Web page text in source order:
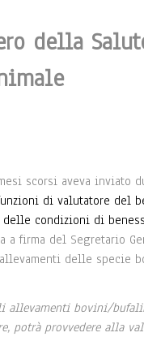
della
scorsi aveva inviato
di valutatore del
condizioni di
firma del Segretario
delle specie
bovini/
potrà provvedere alla